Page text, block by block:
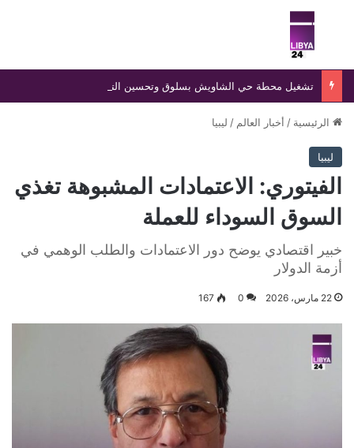
بحث عن
الرئيسية / أخبار العالم / ليبيا
ليبيا
الفيتوري: الاعتمادات المشبوهة تغذي
السوق السوداء للعملة
خبير اقتصادي يوضح دور الاعتمادات والطلب الوهمي في
أزمة الدولار
22 مارس، 2026 0
167